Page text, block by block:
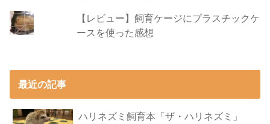
【レビュー】飼育ケージにプラスチックケ
ースを使った感想
最近の記事
ハリネズミ飼育本「ザ・ハリネズミ」